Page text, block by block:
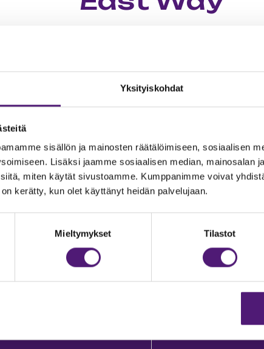
Yksityiskohdat
sisällön ja mainosten räätälöimiseen, sosiaalisen
Lisäksi jaamme sosiaalisen median, mainosalan
miten käytät sivustoamme. Kumppanimme voivat
kerätty, kun olet käyttänyt heidän palvelujaan.
Mieltymykset Tilastot
MAJOITUS
Tiedustelut & Varaukset
020 755 9975
Email:majoitus@sappee.fi
Palvelemme arkisin 9–16
Online varaukset
Vastuullisuus
Ympäristöohjelma
Avoimet työpaikat
Tietosuojaseloste
Evästeasetukset